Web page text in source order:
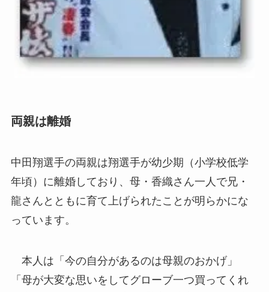
両親は離婚
中田翔選手の両親は翔選手が幼少期（小学校低学
年頃）に離婚しており、母・香織さん一人で兄・
龍さんとともに育て上げられたことが明らかにな
っています。
本人は「今の自分があるのは母親のおかげ」
「母が大変な思いをしてグローブ一つ買ってくれ